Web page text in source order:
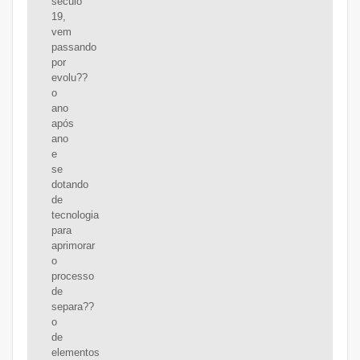
19,
vem
passando
por
evolu??
o
ano
após
ano
e
se
dotando
de
tecnologia
para
aprimorar
o
processo
de
separa??
o
de
elementos